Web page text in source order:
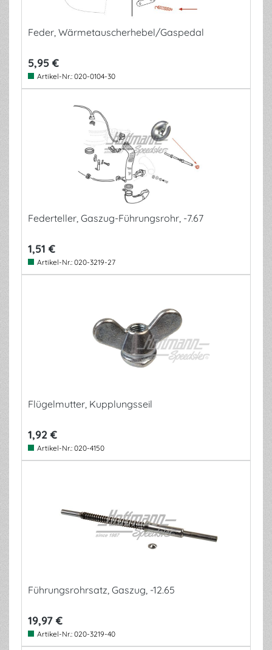
Feder, Wärmetauscherhebel/Gaspedal
5,95 €
Artikel-Nr.: 020-0104-30
Federteller, Gaszug-Führungsrohr, -7.67
1,51 €
Artikel-Nr.: 020-3219-27
Flügelmutter, Kupplungsseil
1,92 €
Artikel-Nr.: 020-4150
Führungsrohrsatz, Gaszug, -12.65
19,97 €
Artikel-Nr.: 020-3219-40